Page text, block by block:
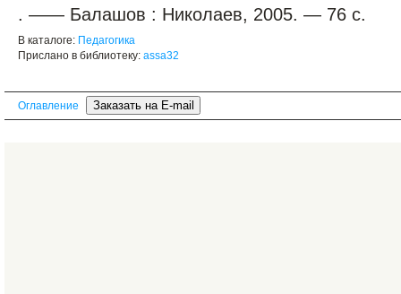
. —— Балашов : Николаев, 2005. — 76 с.
В каталоге: Педагогика
Прислано в библиотеку: assa32
Оглавление